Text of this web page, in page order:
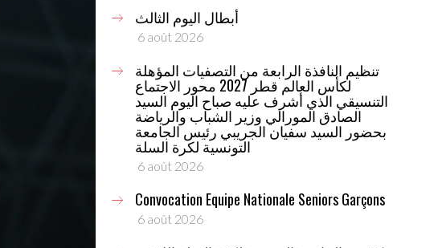
أبطال اليوم الثالث
6 août 2026
تنظيم النافذة الرابعة من التصفيات المؤهلة
لكأس العالم قطر 2027 محور الاجتماع
التنسيقي الذي أشرف عليه صباح اليوم السيد
الصادق المورالي وزير الشباب والرياضة
بحضور السيد سفيان الجريبي رئيس الجامعة
التونسية لكرة السلة
6 août 2026
Convocation Equipe Nationale Seniors Garçons
6 août 2026